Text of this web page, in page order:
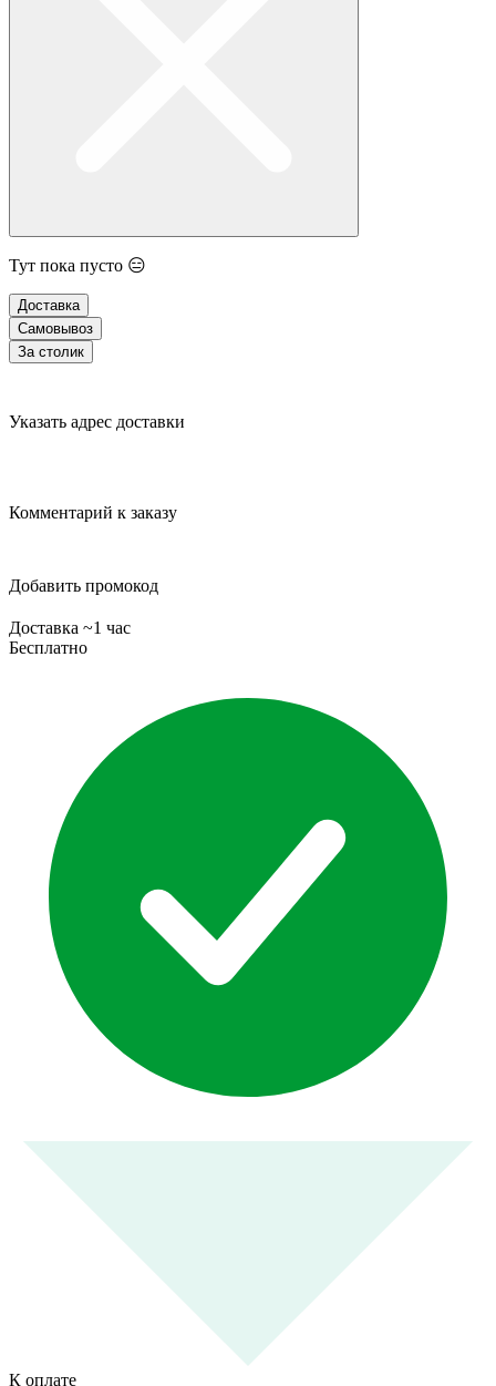
Тут пока пусто 😑
Доставка
Самовывоз
За столик
Указать адрес доставки
Комментарий к заказу
Добавить промокод
Доставка ~1 час
Бесплатно
К оплате